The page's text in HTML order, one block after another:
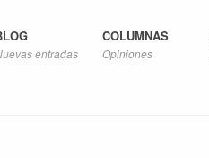
entradas
COLUMNAS
Opiniones